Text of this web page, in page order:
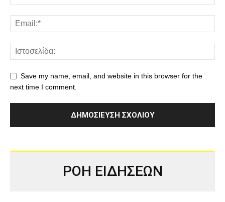
Save my name, email, and website in this browser for the
next time I comment.
ΡΟΗ ΕΙΔΗΣΕΩΝ